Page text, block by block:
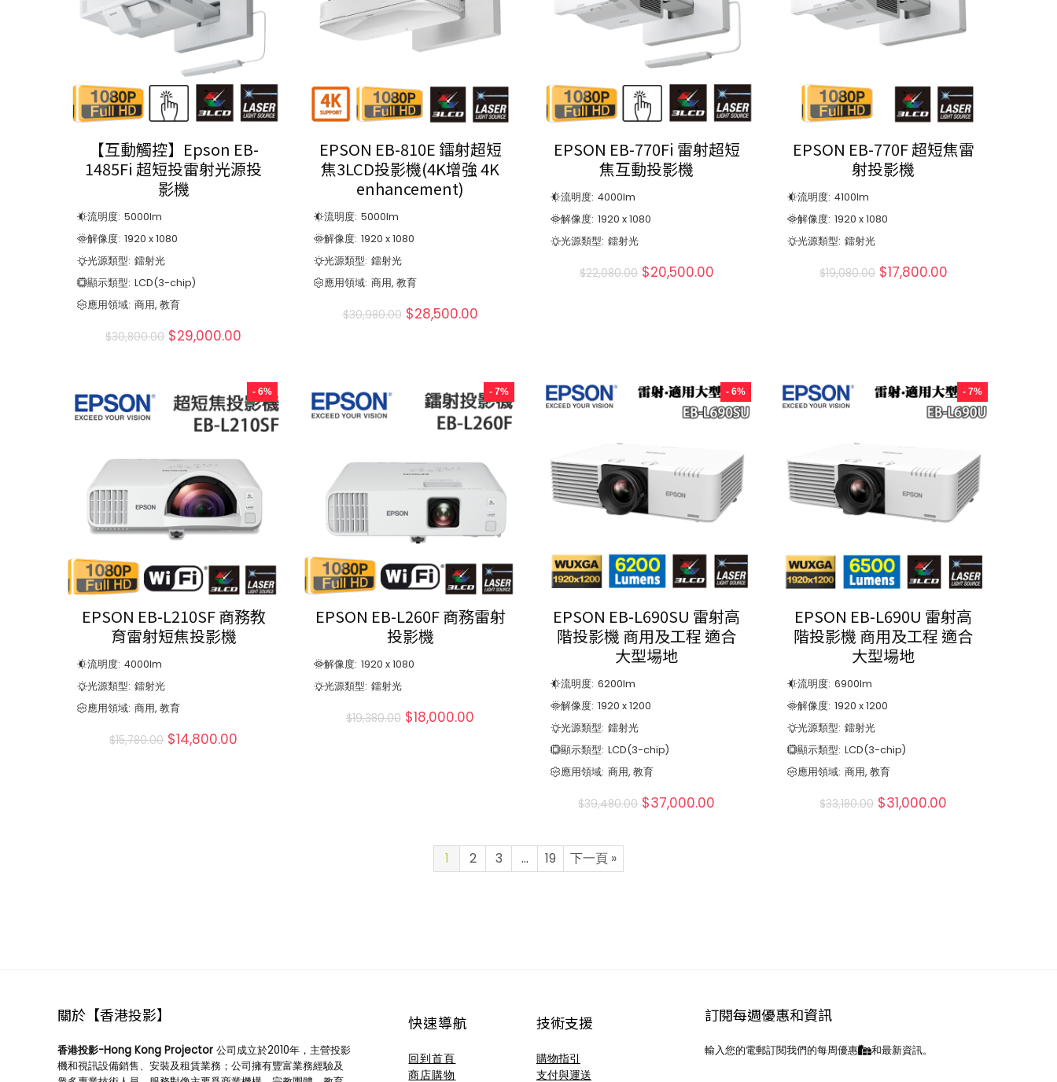
【互動觸控】Epson EB-
1485Fi 超短投雷射光源投
影機
流明度: 5000lm
解像度: 1920 x 1080
光源類型: 鐳射光
顯示類型: LCD(3-chip)
應用領域: 商用, 教育
$30,800.00 $29,000.00
EPSON EB-810E 鐳射超短
焦3LCD投影機(4K增強 4K
enhancement)
流明度: 5000lm
解像度: 1920 x 1080
光源類型: 鐳射光
應用領域: 商用, 教育
$30,980.00 $28,500.00
EPSON EB-770Fi 雷射超短
焦互動投影機
流明度: 4000lm
解像度: 1920 x 1080
光源類型: 鐳射光
$22,080.00 $20,500.00
EPSON EB-770F 超短焦雷
射投影機
流明度: 4100lm
解像度: 1920 x 1080
光源類型: 鐳射光
$19,080.00 $17,800.00
- 6%
EPSON EB-L210SF 商務教
育雷射短焦投影機
流明度: 4000lm
光源類型: 鐳射光
應用領域: 商用, 教育
$15,780.00 $14,800.00
- 7%
EPSON EB-L260F 商務雷射
投影機
解像度: 1920 x 1080
光源類型: 鐳射光
$19,380.00 $18,000.00
- 6%
EPSON EB-L690SU 雷射高
階投影機 商用及工程 適合
大型場地
流明度: 6200lm
解像度: 1920 x 1200
光源類型: 鐳射光
顯示類型: LCD(3-chip)
應用領域: 商用, 教育
$39,480.00 $37,000.00
- 7%
EPSON EB-L690U 雷射高
階投影機 商用及工程 適合
大型場地
流明度: 6900lm
解像度: 1920 x 1200
光源類型: 鐳射光
顯示類型: LCD(3-chip)
應用領域: 商用, 教育
$33,180.00 $31,000.00
1 2 3 … 19 下一頁 »
關於【香港投影】
香港投影-Hong Kong Projector公司成立於2010年，主營投影
機和視訊設備銷售、安裝及租賃業務；公司擁有豐富業務經驗及
快速導航
回到首頁
商店購物
技術支援​
購物指引
支付與運送
訂閱每週優惠和資訊
輸入您的電郵訂閱我們的每周優惠 和最新資訊。